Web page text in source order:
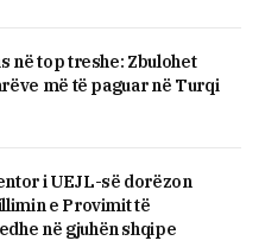
në top treshe: Zbulohet
më të paguar në Turqi
i UEJL-së dorëzon
e Provimit të
në gjuhën shqipe